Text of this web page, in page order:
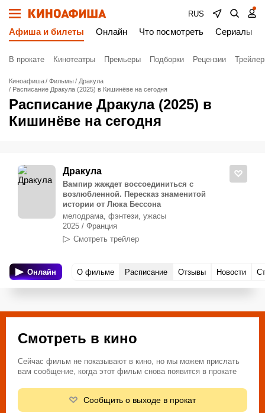
RUS
Афиша и билеты Онлайн Что посмотреть Сериалы
В прокате Кинотеатры Премьеры Подборки Рецензии
Киноафиша Фильмы
Дракула
Расписание Дракула (2025) в Кишинёве на сегодня
Расписание Дракула (2025) в
Кишинёве на сегодня
Дракула
Вампир жаждет воссоединиться с
возлюбленной. Пересказ знаменитой
истории от Люка Бессона
мелодрама, фэнтези, ужасы
2025 / Франция
Смотреть трейлер
Онлайн О фильме Расписание Отзывы Новости
Смотреть в кино
Сейчас фильм не показывают в кино, но мы можем прислать
вам сообщение, когда этот фильм снова появится в прокате
Сообщить о выходе в прокат